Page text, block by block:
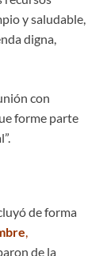
y saludable,
digna,
con
forme parte
de forma
de la